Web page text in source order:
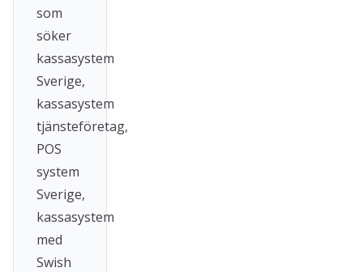
som
söker
kassasystem
Sverige,
kassasystem
tjänsteföretag,
POS
system
Sverige,
kassasystem
med
Swish